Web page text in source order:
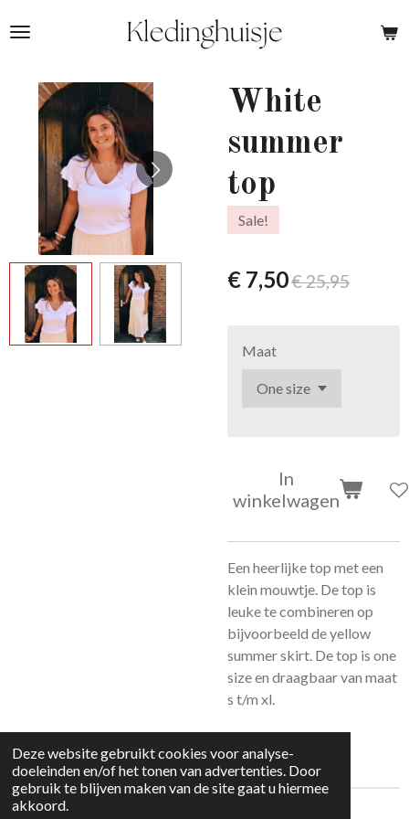
Deze website gebruikt cookies voor analyse-
doeleinden en/of het tonen van advertenties. Door
gebruik te blijven maken van de site gaat u hiermee
akkoord.
direct
hoofdinhoud
White
summer
top
Sale!
€ 7,50€ 25,95
Maat
In
winkelwagen
Een heerlijke top met een
klein mouwtje. De top is
leuke te combineren op
bijvoorbeeld de yellow
summer skirt. De top is one
size en draagbaar van maat
s t/m xl.